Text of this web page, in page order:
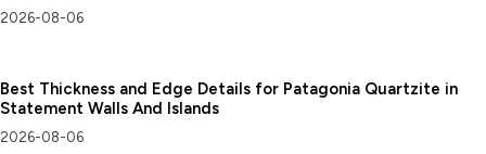
2026-08-06
Best Thickness and Edge Details for Patagonia Quartzite in
Statement Walls And Islands
2026-08-06